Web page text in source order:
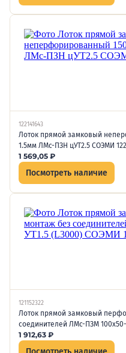
122141643
Лоток прямой замковый
1.5мм ЛМс-ПЗН цУТ2.5 СОЭМИ
1 569,05 ₽
Посмотреть наличие
121152322
Лоток прямой замковый
соединителей ЛМс-ПЗМ 100х50-
1 912,63 ₽